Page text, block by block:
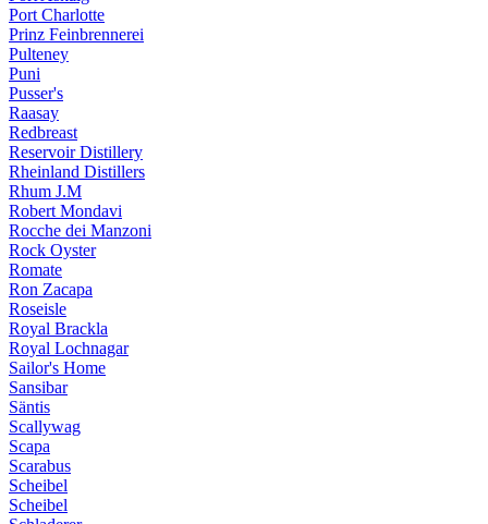
Port Charlotte
Prinz Feinbrennerei
Pulteney
Puni
Pusser's
Raasay
Redbreast
Reservoir Distillery
Rheinland Distillers
Rhum J.M
Robert Mondavi
Rocche dei Manzoni
Rock Oyster
Romate
Ron Zacapa
Roseisle
Royal Brackla
Royal Lochnagar
Sailor's Home
Sansibar
Säntis
Scallywag
Scapa
Scarabus
Scheibel
Scheibel